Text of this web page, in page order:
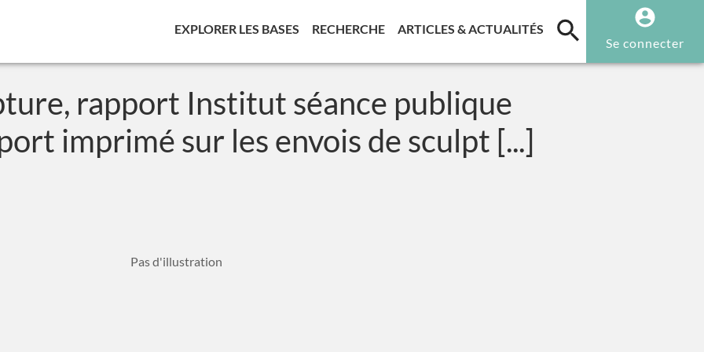
EXPLORER LES BASES (CURRENT)
RECHERCHE(CURRENT)
ARTICLES & ACTUALITÉS (CURRENT)
Se connecter
rapport Institut séance publique
imprimé sur les envois de sculpt [...]
Pas d'illustration